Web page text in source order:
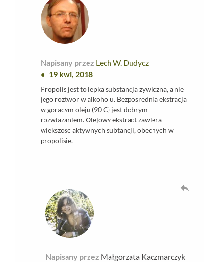
Napisany przez Lech W. Dudycz
19 kwi, 2018
Propolis jest to lepka substancja zywiczna, a nie
jego roztwor w alkoholu. Bezposrednia ekstracja
w goracym oleju (90 C) jest dobrym
rozwiazaniem. Olejowy ekstract zawiera
wiekszosc aktywnych subtancji, obecnych w
propolisie.
Napisany przez Małgorzata Kaczmarczyk
reply